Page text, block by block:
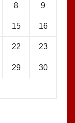
8 9
15 16
22 23
29 30